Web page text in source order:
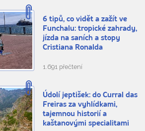
6 tipů, co vidět a zažít ve
Funchalu: tropické zahrady,
jízda na saních a stopy
Cristiana Ronalda
1.691 přečtení
Údolí jeptišek: do Curral das
Freiras za vyhlídkami,
tajemnou historií a
kaštanovými specialitami